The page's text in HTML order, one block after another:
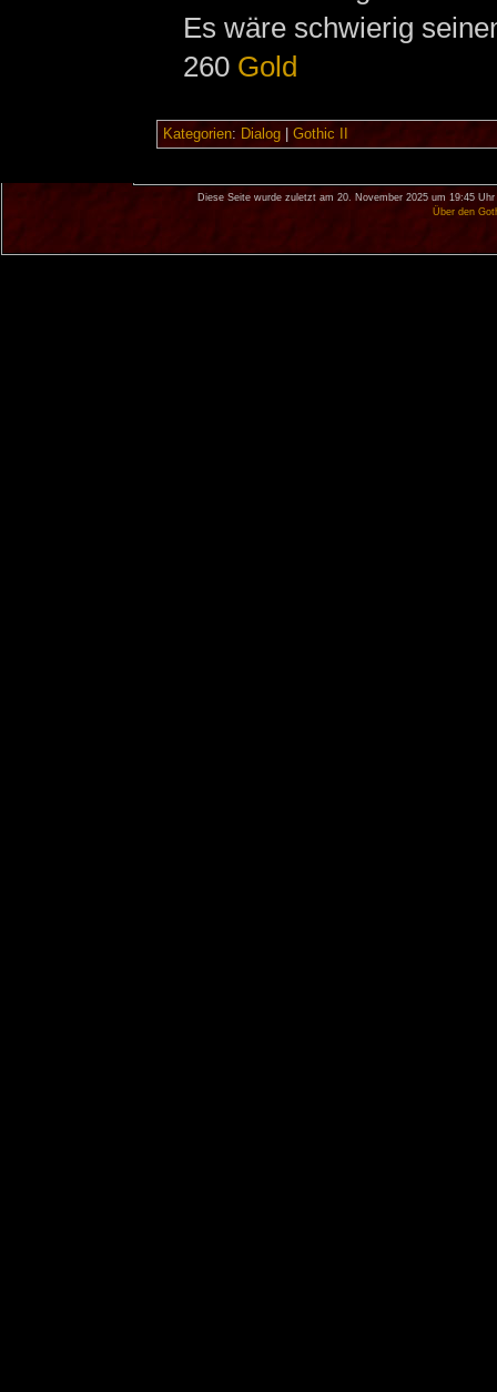
Es wäre schwierig
260 Gold
Kategorien: Dialog| Gothic II
Diese Seite wurde zuletzt am 20. November 2025 um 19:45 Uhr
Über den